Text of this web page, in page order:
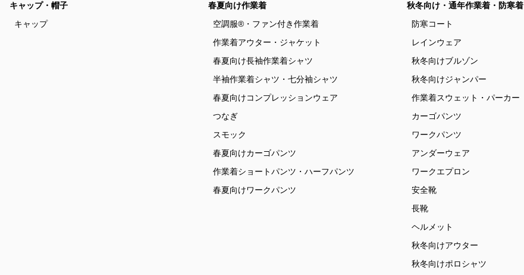
キャップ・帽子
キャップ
春夏向け作業着
空調服®・ファン付き作業着
作業着アウター・ジャケット
春夏向け長袖作業着シャツ
半袖作業着シャツ・七分袖シャツ
春夏向けコンプレッションウェア
つなぎ
スモック
春夏向けカーゴパンツ
作業着ショートパンツ・ハーフパンツ
春夏向けワークパンツ
秋冬向け・通年作業着・防寒着
防寒コート
レインウェア
秋冬向けブルゾン
秋冬向けジャンパー
作業着スウェット・パーカー
カーゴパンツ
ワークパンツ
アンダーウェア
ワークエプロン
安全靴
長靴
ヘルメット
秋冬向けアウター
秋冬向けポロシャツ